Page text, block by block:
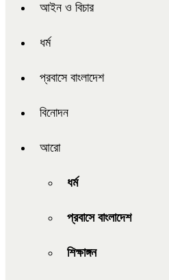
আইন ও বিচার
ধর্ম
প্রবাসে বাংলাদেশ
বিনোদন
আরো
ধর্ম
প্রবাসে বাংলাদেশ
শিক্ষাঙ্গন